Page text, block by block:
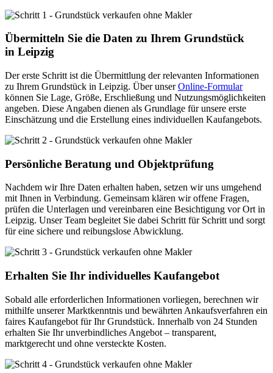
Übermitteln Sie die Daten zu Ihrem Grundstück
in Leipzig
Der erste Schritt ist die Übermittlung der relevanten Informationen
zu Ihrem Grundstück in Leipzig. Über unserOnline-Formular
können Sie Lage, Größe, Erschließung und Nutzungsmöglichkeiten
angeben. Diese Angaben dienen als Grundlage für unsere erste
Einschätzung und die Erstellung eines individuellen Kaufangebots.
Persönliche Beratung und Objektprüfung
Nachdem wir Ihre Daten erhalten haben, setzen wir uns umgehend
mit Ihnen in Verbindung. Gemeinsam klären wir offene Fragen,
prüfen die Unterlagen und vereinbaren eine Besichtigung vor Ort in
Leipzig. Unser Team begleitet Sie dabei Schritt für Schritt und sorgt
für eine sichere und reibungslose Abwicklung.
Erhalten Sie Ihr individuelles Kaufangebot
Sobald alle erforderlichen Informationen vorliegen, berechnen wir
mithilfe unserer Marktkenntnis und bewährten Ankaufsverfahren ein
faires Kaufangebot für Ihr Grundstück. Innerhalb von 24 Stunden
erhalten Sie Ihr unverbindliches Angebot – transparent,
marktgerecht und ohne versteckte Kosten.